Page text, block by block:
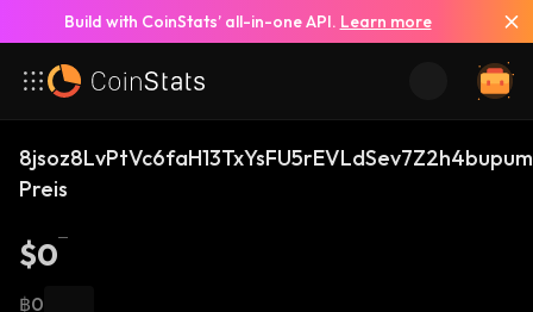
Build with CoinStats’ all-in-one API. Learn more
Preis
$0
฿0